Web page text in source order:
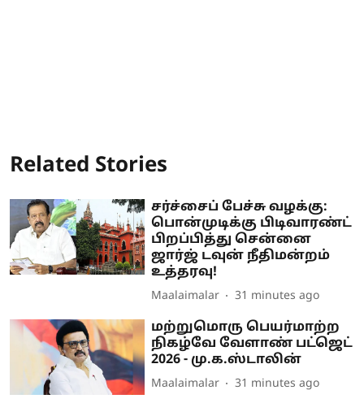
Related Stories
சர்ச்சைப் பேச்சு வழக்கு:
பொன்முடிக்கு பிடிவாரண்ட்
பிறப்பித்து சென்னை
ஜார்ஜ் டவுன் நீதிமன்றம்
உத்தரவு!
Maalaimalar 31 minutes ago
மற்றுமொரு பெயர்மாற்ற
நிகழ்வே வேளாண் பட்ஜெட்
2026 - மு.க.ஸ்டாலின்
Maalaimalar 31 minutes ago